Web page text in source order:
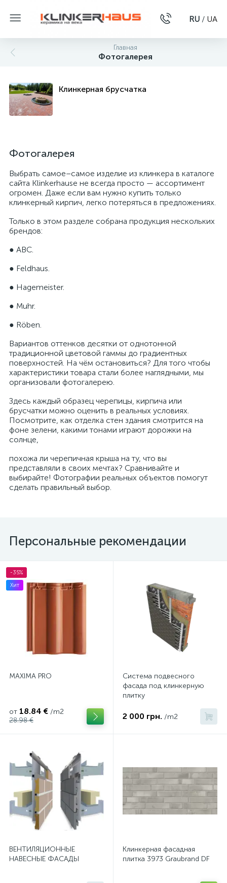
RU / UA
Главная
Фотогалерея
Клинкерная брусчатка
Фотогалерея
Выбрать самое–самое изделие из клинкера в каталоге
сайта Klinkerhause не всегда просто — ассортимент
огромен. Даже если вам нужно купить только
клинкерный кирпич, легко потеряться в предложениях.
Только в этом разделе собрана продукция нескольких
брендов:
● ABC.
● Feldhaus.
● Hagemeister.
● Muhr.
● Röben.
Вариантов оттенков десятки от однотонной
традиционной цветовой гаммы до градиентных
поверхностей. На чём остановиться? Для того чтобы
характеристики товара стали более наглядными, мы
организовали фотогалерею.
Здесь каждый образец черепицы, кирпича или
брусчатки можно оценить в реальных условиях.
Посмотрите, как отделка стен здания смотрится на
фоне зелени, какими тонами играют дорожки на
солнце,
похожа ли черепичная крыша на ту, что вы
представляли в своих мечтах? Сравнивайте и
выбирайте! Фотографии реальных объектов помогут
сделать правильный выбор.
Персональные рекомендации
-35%
Хит
MAXIMA PRO
от 18.84 € /m2
28.98 €
Система подвесного
фасада под клинкерную
плитку
2 000 грн. /m2
ВЕНТИЛЯЦИОННЫЕ
НАВЕСНЫЕ ФАСАДЫ
Клинкерная фасадная
плитка 3973 Graubrand DF